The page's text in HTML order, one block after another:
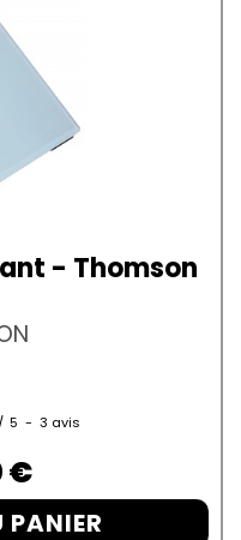
- Thomson
/ 5 - 3 avis
€